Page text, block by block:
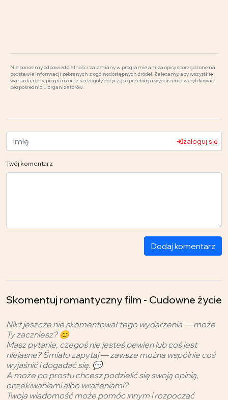
Nie ponosimy odpowiedzialności za zmiany w programie ani za opisy sporządzone na
podstawie informacji zebranych z ogólnodostępnych źródeł. Zalecamy, aby wszystkie
warunki, ceny, program oraz szczegóły dotyczące przebiegu wydarzenia weryfikować
bezpośrednio u organizatorów.
zaloguj się
Twój komentarz
Dodaj komentarz
Skomentuj romantyczny film - Cudowne życie
Nikt jeszcze nie skomentował tego wydarzenia — może
Ty zaczniesz? 😊
Masz pytanie, czegoś nie jesteś pewien lub coś jest
niejasne? Śmiało zapytaj — zawsze można wspólnie coś
wyjaśnić i dogadać się. 💬
A może po prostu chcesz podzielić się swoją opinią,
oczekiwaniami albo wrażeniami?
Twoja wiadomość może pomóc innym i rozpocząć